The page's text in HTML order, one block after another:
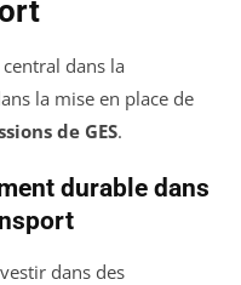
dans la
la mise en place de
de GES.
durable dans
dans des